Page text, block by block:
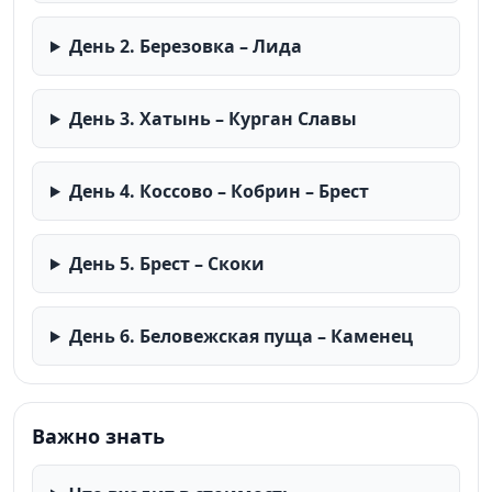
дегустации. В Минске вы будете жить в лучших
гостиницах «БЕЛАРУСЬ»*** (с бассейном) и
«ВИКТОРИЯ И СПА»**** (СПА-центр с бассейном),
расположенных в самом красивом месте в центре. В
Бресте – в уютной гостинице «ВЕСТА»*** в центре
города и в современной гостинице «ХЭМПТОН БАЙ
ХИЛТОН»***.
День 2. Березовка – Лида
День 3. Хатынь – Курган Славы
День 4. Коссово – Кобрин – Брест
День 5. Брест – Скоки
День 6. Беловежская пуща – Каменец
Важно знать